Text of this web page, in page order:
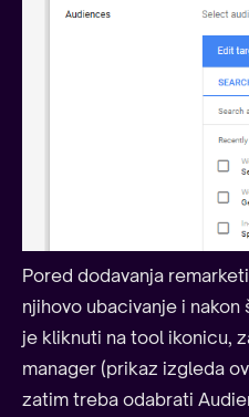
Pored dodavanja
njihovo ubacivanje i
je kliknuti na tool ikonicu,
manager (prikaz izgleda
zatim treba odabrati